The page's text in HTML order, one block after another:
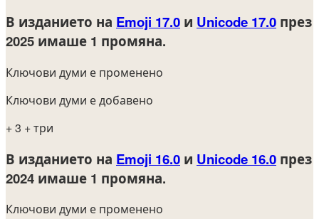
В изданието на Emoji 17.0 и Unicode 17.0 през
2025 имаше 1 промяна.
Ключови думи е променено
Ключови думи е добавено
+ 3 + три
В изданието на Emoji 16.0 и Unicode 16.0 през
2024 имаше 1 промяна.
Ключови думи е променено